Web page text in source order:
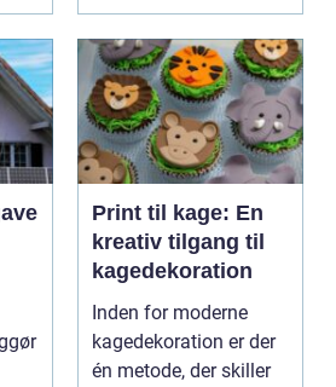
Print til kage: En
kreativ tilgang til
kagedekoration
Inden for moderne
kagedekoration er der
én metode, der skiller